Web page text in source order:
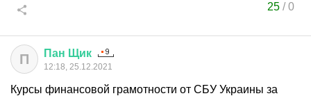
25 /0
П Пан Щик
12:18, 25.12.2021
Курсы финансовой грамотности от СБУ Украины за